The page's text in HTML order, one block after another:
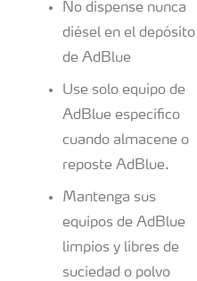
No dispense nunca
diésel en el depósito
de AdBlue
Use solo equipo de
AdBlue específico
cuando almacene o
reposte AdBlue.
Mantenga sus
equipos de AdBlue
limpios y libres de
suciedad o polvo